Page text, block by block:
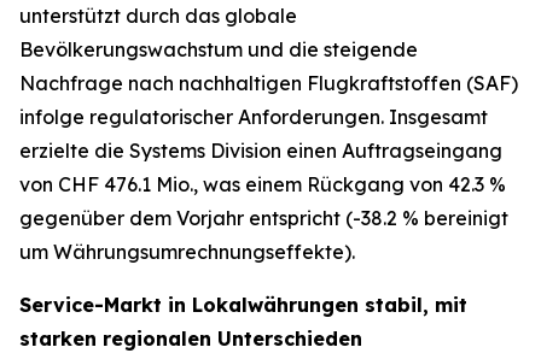
unterstützt durch das globale
Bevölkerungswachstum und die steigende
Nachfrage nach nachhaltigen Flugkraftstoffen (SAF)
infolge regulatorischer Anforderungen. Insgesamt
erzielte die Systems Division einen Auftragseingang
von CHF 476.1 Mio., was einem Rückgang von 42.3 %
gegenüber dem Vorjahr entspricht (-38.2 % bereinigt
um Währungsumrechnungseffekte).
Service-Markt in Lokalwährungen stabil, mit
starken regionalen Unterschieden